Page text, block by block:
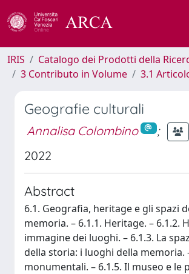
IRIS
Catalogo dei Prodotti della
3 Contributo in Volume
3.1
Geografie culturali
Annalisa Colombino
;
2022
Abstract
6.1. Geografia, heritage e gli spazi
memoria. – 6.1.1. Heritage. – 6.1.2.
immagine dei luoghi. – 6.1.3. La
della storia: i luoghi della memoria.
monumentali. – 6.1.5. Il museo e le